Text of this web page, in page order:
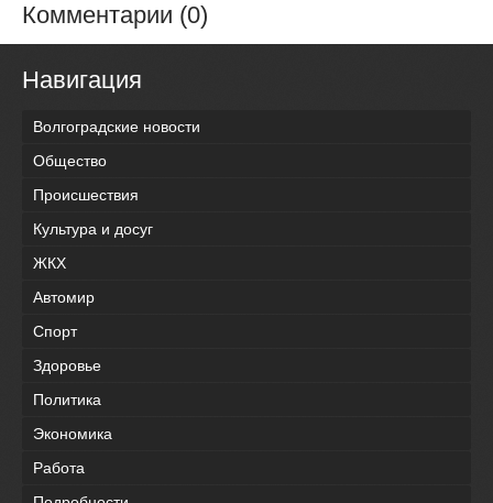
Комментарии (0)
Навигация
Волгоградские новости
Общество
Происшествия
Культура и досуг
ЖКХ
Автомир
Спорт
Здоровье
Политика
Экономика
Работа